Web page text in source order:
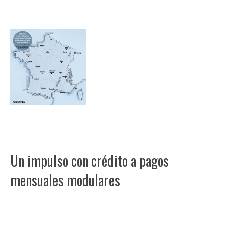
Un impulso con crédito a pagos
mensuales modulares